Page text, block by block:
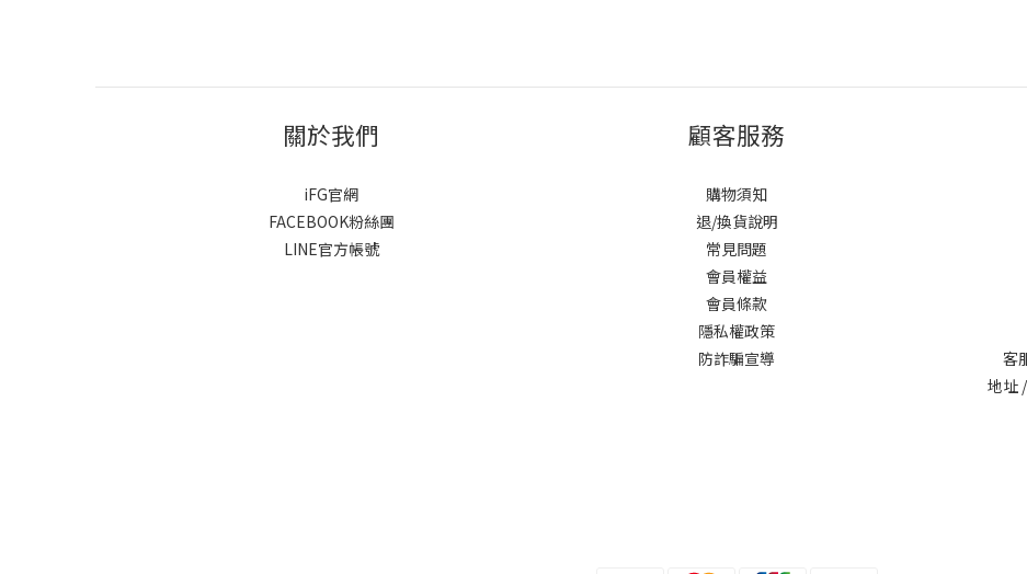
關於我們
iFG官網
FACEBOOK粉絲團
LINE官方帳號
顧客服務
購物須知
退/換貨說明
常見問題
會員權益
會員條款
隱私權政策
防詐騙宣導
客
地址